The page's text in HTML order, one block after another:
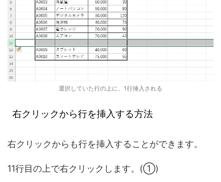
選択していた行の上に、1行挿入される
右クリックから行を挿入する方法
右クリックからも行を挿入することができます。
11行目の上で右クリックします。(①)